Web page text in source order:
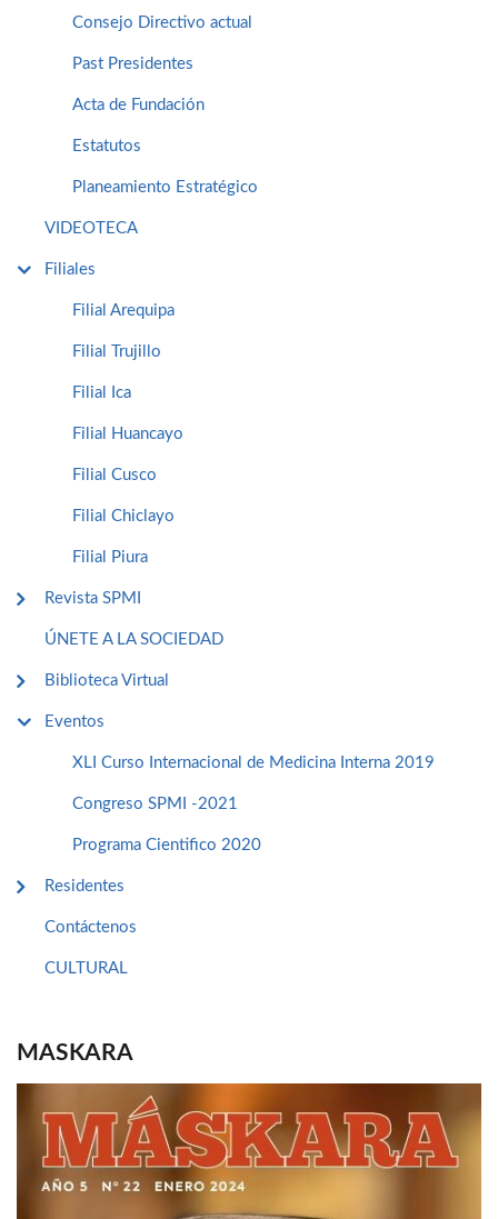
Consejo Directivo actual
Past Presidentes
Acta de Fundación
Estatutos
Planeamiento Estratégico
VIDEOTECA
Filiales
Filial Arequipa
Filial Trujillo
Filial Ica
Filial Huancayo
Filial Cusco
Filial Chiclayo
Filial Piura
Revista SPMI
ÚNETE A LA SOCIEDAD
Biblioteca Virtual
Eventos
XLI Curso Internacional de Medicina Interna 2019
Congreso SPMI -2021
Programa Cientifico 2020
Residentes
Contáctenos
CULTURAL
MASKARA